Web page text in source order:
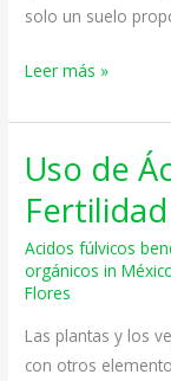
solo un suelo
Leer más »
Uso de
Acidos fúlvicos
orgánicos in
Flores
Las plantas y los
con otros
Uso
Ácido
Fúlvico
para
Fertilidad
del